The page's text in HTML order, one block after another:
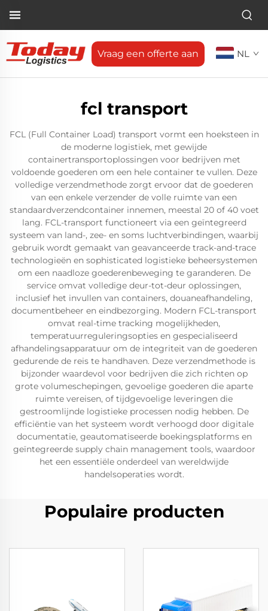
Vraag een offerte aan NL
fcl transport
FCL (Full Container Load) transport vormt een hoeksteen in
de moderne logistiek, met gewijde
containertransportoplossingen voor bedrijven met
voldoende goederen om een hele container te vullen. Deze
volledige verzendmethode zorgt ervoor dat de goederen
van een enkele verzender de volle ruimte van een
standaardverzendcontainer innemen, meestal 20 of 40 voet
lang. FCL-transport functioneert via een geïntegreerd
systeem van land-, zee- en soms luchtverbindingen, waarbij
gebruik wordt gemaakt van geavanceerde track-and-trace
technologieën en sophisticated logistieke beheersystemen
om een naadloze goederenbeweging te garanderen. De
service omvat volledige deur-tot-deur oplossingen,
inclusief het invullen van containers, douaneafhandeling,
documentbeheer en eindbezorging. Modern FCL-transport
omvat real-time tracking mogelijkheden,
temperatuurreguleringsopties en gespecialiseerd
afhandelingsapparatuur om de integriteit van de goederen
gedurende de reis te handhaven. Deze verzendmethode is
bijzonder waardevol voor bedrijven die zich richten op
grote volumeschepingen, gevoelige goederen die aparte
ruimte vereisen, of tijdgevoelige leveringen die
gestroomlijnde logistieke processen nodig hebben. De
efficiëntie van het systeem wordt verhoogd door digitale
documentatie, geautomatiseerde boekingsplatforms en
geïntegreerde supply chain management tools, waardoor
het een essentiële onderdeel van wereldwijde
handelsoperaties wordt.
Populaire producten